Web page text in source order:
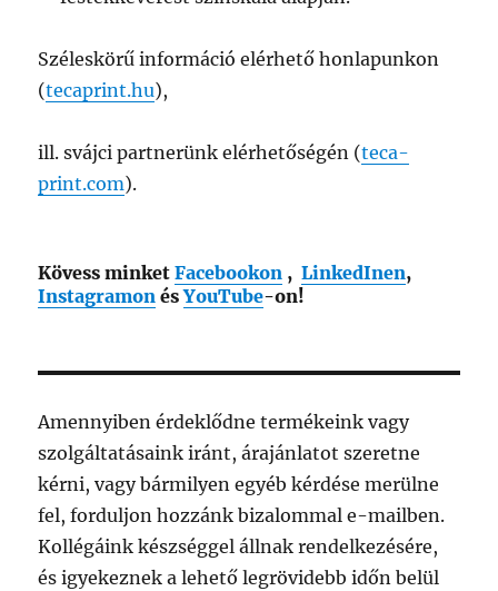
Széleskörű információ elérhető honlapunkon
(tecaprint.hu),
ill. svájci partnerünk elérhetőségén (teca-
print.com).
Kövess minketFacebookon ,LinkedInen,
Instagramon ésYouTube-on!
Amennyiben érdeklődne termékeink vagy
szolgáltatásaink iránt, árajánlatot szeretne
kérni, vagy bármilyen egyéb kérdése merülne
fel, forduljon hozzánk bizalommal e-mailben.
Kollégáink készséggel állnak rendelkezésére,
és igyekeznek a lehető legrövidebb időn belül